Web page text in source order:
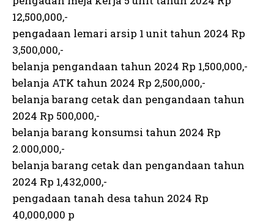
12,500,000,-
pengadaan lemari arsip 1 unit tahun 2024 Rp
3,500,000,-
belanja pengandaan tahun 2024 Rp 1,500,000,-
belanja ATK tahun 2024 Rp 2,500,000,-
belanja barang cetak dan pengandaan tahun
2024 Rp 500,000,-
belanja barang konsumsi tahun 2024 Rp
2.000,000,-
belanja barang cetak dan pengandaan tahun
2024 Rp 1,432,000,-
pengadaan tanah desa tahun 2024 Rp
40,000,000 p